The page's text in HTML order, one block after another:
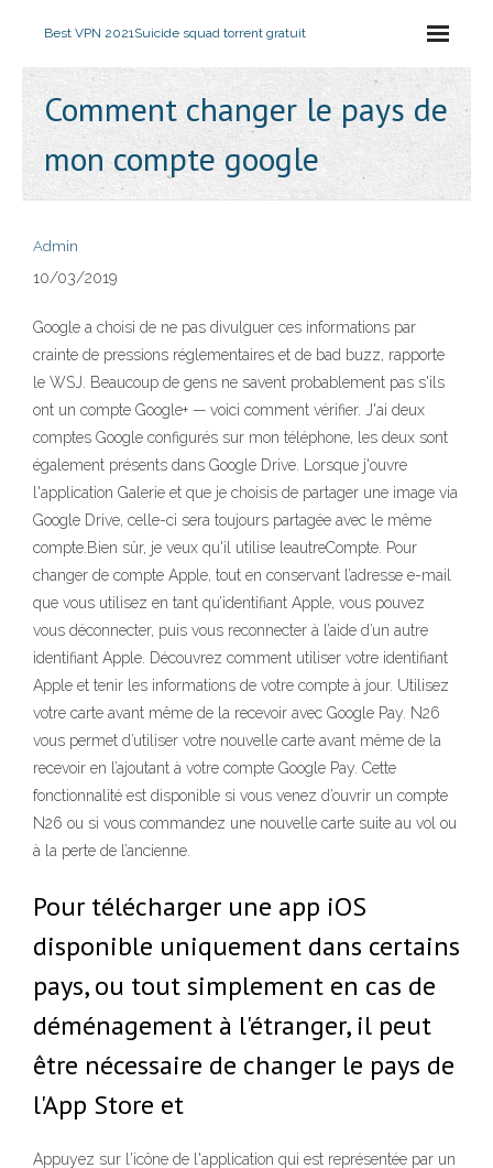
Best VPN 2021Suicide squad torrent gratuit
Comment changer le pays de
mon compte google
Admin
10/03/2019
Google a choisi de ne pas divulguer ces informations par
crainte de pressions réglementaires et de bad buzz, rapporte
le WSJ. Beaucoup de gens ne savent probablement pas s'ils
ont un compte Google+ — voici comment vérifier. J'ai deux
comptes Google configurés sur mon téléphone, les deux sont
également présents dans Google Drive. Lorsque j'ouvre
l'application Galerie et que je choisis de partager une image via
Google Drive, celle-ci sera toujours partagée avec le même
compte.Bien sûr, je veux qu'il utilise leautreCompte. Pour
changer de compte Apple, tout en conservant l’adresse e-mail
que vous utilisez en tant qu’identifiant Apple, vous pouvez
vous déconnecter, puis vous reconnecter à l’aide d’un autre
identifiant Apple. Découvrez comment utiliser votre identifiant
Apple et tenir les informations de votre compte à jour. Utilisez
votre carte avant même de la recevoir avec Google Pay. N26
vous permet d’utiliser votre nouvelle carte avant même de la
recevoir en l’ajoutant à votre compte Google Pay. Cette
fonctionnalité est disponible si vous venez d’ouvrir un compte
N26 ou si vous commandez une nouvelle carte suite au vol ou
à la perte de l’ancienne.
Pour télécharger une app iOS
disponible uniquement dans certains
pays, ou tout simplement en cas de
déménagement à l'étranger, il peut
être nécessaire de changer le pays de
l'App Store et
Appuyez sur l'icône de l'application qui est représentée par un